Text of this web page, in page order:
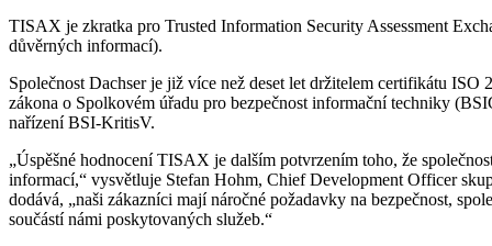
TISAX je zkratka pro Trusted Information Security Assessment
důvěrných informací).
Společnost Dachser je již více než deset let držitelem certifikátu ISO
zákona o Spolkovém úřadu pro bezpečnost informační techniky
nařízení BSI-KritisV.
„Úspěšné hodnocení TISAX je dalším potvrzením toho, že
informací,“ vysvětluje Stefan Hohm, Chief Development Officer
dodává, „naši zákazníci mají náročné požadavky na bezpečnost,
součástí námi poskytovaných služeb.“